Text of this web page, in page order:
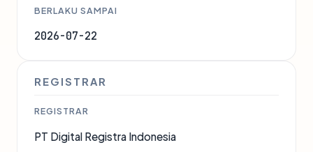
BERLAKU SAMPAI
2026-07-22
REGISTRAR
REGISTRAR
PT Digital Registra Indonesia